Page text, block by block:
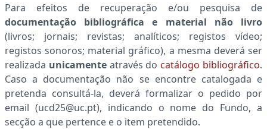
Para efeitos de recuperação e/ou pesquisa de
documentação bibliográfica e material não livro
(livros; jornais; revistas; analíticos; registos vídeo;
registos sonoros; material gráfico), a mesma deverá ser
realizada unicamenteatravés docatálogo bibliográfico.
Caso a documentação não se encontre catalogada e
pretenda consultá-la, deverá formalizar o pedido por
email (ucd25@uc.pt), indicando o nome do Fundo, a
secção a que pertence e o item pretendido.